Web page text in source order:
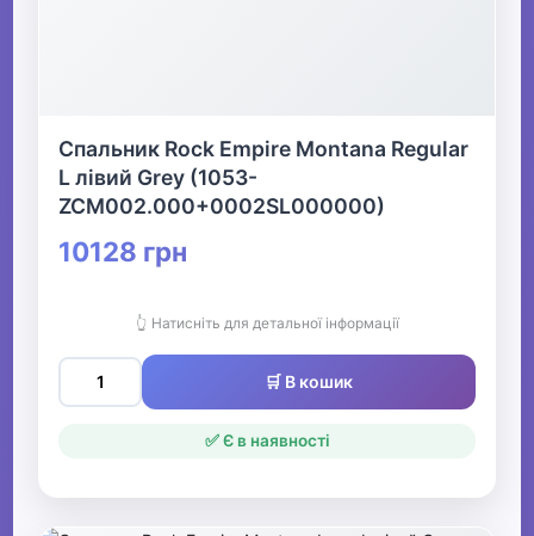
Спальник Rock Empire Montana Regular
L лівий Grey (1053-
ZCM002.000+0002SL000000)
10128 грн
👆 Натисніть для детальної інформації
🛒 В кошик
✅ Є в наявності